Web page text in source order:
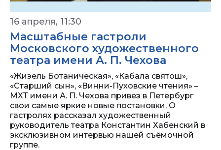
16 апреля, 11:30
Масштабные гастроли
Московского художественного
театра имени А. П. Чехова
«Жизель Ботаническая», «Кабала святош»,
«Старший сын», «Винни-Пуховские чтения» –
МХТ имени А. П. Чехова привез в Петербург
свои самые яркие новые постановки. О
гастролях рассказал художественный
руководитель театра Константин Хабенский в
эксклюзивном интервью нашей съёмочной
группе.